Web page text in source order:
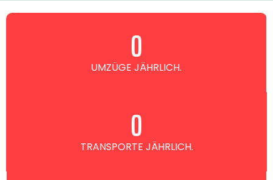
UMZÜGE JÄHRLICH.
0
TRANSPORTE JÄHRLICH.
0